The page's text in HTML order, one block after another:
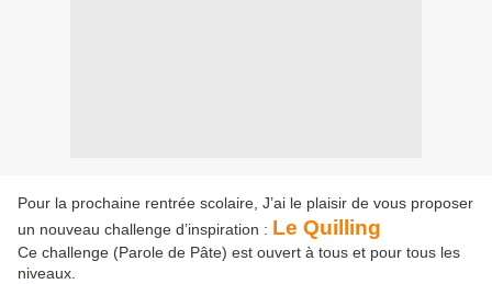
Pour la prochaine rentrée scolaire, J’ai le plaisir de vous proposer
un nouveau challenge d’inspiration : Le Quilling
Ce challenge (Parole de Pâte) est ouvert à tous et pour tous les
niveaux.